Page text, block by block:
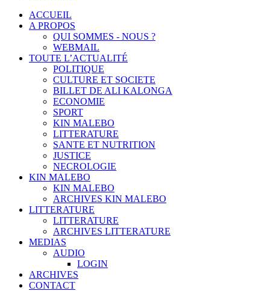
ACCUEIL
A PROPOS
QUI SOMMES - NOUS ?
WEBMAIL
TOUTE L’ACTUALITÉ
POLITIQUE
CULTURE ET SOCIETE
BILLET DE ALI KALONGA
ECONOMIE
SPORT
KIN MALEBO
LITTERATURE
SANTE ET NUTRITION
JUSTICE
NECROLOGIE
KIN MALEBO
KIN MALEBO
ARCHIVES KIN MALEBO
LITTERATURE
LITTERATURE
ARCHIVES LITTERATURE
MEDIAS
AUDIO
LOGIN
ARCHIVES
CONTACT